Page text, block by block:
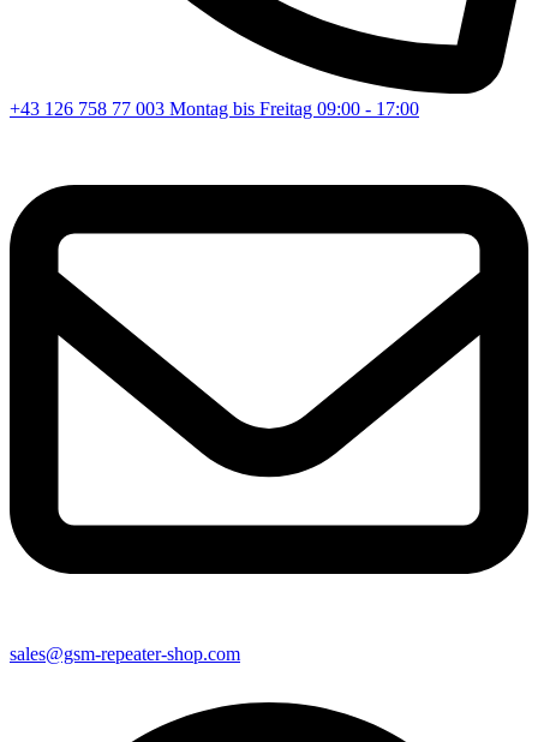
+43 126 758 77 003 Montag bis Freitag 09:00 - 17:00
sales@gsm-repeater-shop.com